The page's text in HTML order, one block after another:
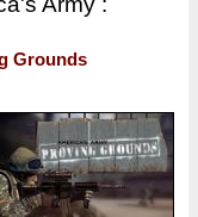
Grounds